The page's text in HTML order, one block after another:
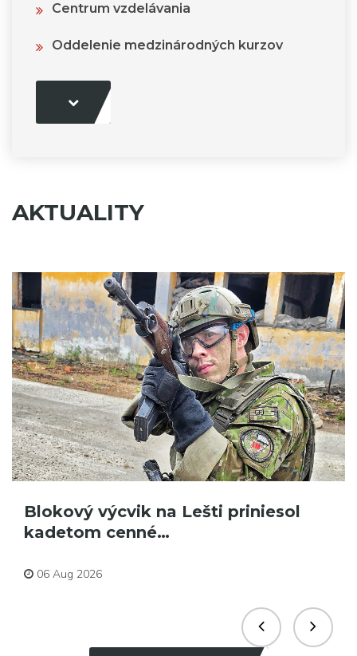
Centrum vzdelávania
Oddelenie medzinárodných kurzov
AKTUALITY
Blokový výcvik na Lešti priniesol
kadetom cenné…
06 Aug 2026